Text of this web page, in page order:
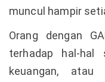
muncul hampir
Orang dengan
terhadap hal-hal
keuangan,